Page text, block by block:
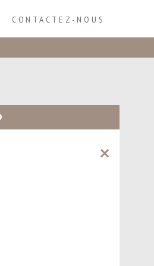
CONTACTEZ-NOUS
Plus
×